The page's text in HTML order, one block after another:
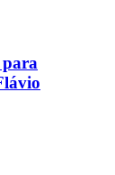
para